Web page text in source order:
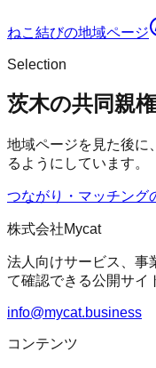
ねこ結びの地域ページ
Selection
茨木の共同親
地域ページを見た後に
るようにしています。
つながり・マッチング
株式会社Mycat
法人向けサービス、事
て確認できる公開サイ
info@mycat.business
コンテンツ